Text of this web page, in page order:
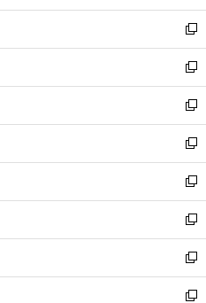
開
く
ウ
で
開
く
ン
ド
ウ
で
開
く
新
し
い
ウ
ィ
ン
ド
ウ
で
開
く
新
し
い
ウ
ィ
ン
ド
ウ
で
開
く
新
し
い
ウ
ィ
ン
ド
ウ
で
開
く
新
し
い
ウ
ィ
ン
ド
ウ
で
新
し
い
ウ
ィ
ン
ド
新
し
い
ウ
ィ
新
し
い
新